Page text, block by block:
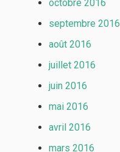
octobre 2016
septembre 2016
août 2016
juillet 2016
juin 2016
mai 2016
avril 2016
mars 2016